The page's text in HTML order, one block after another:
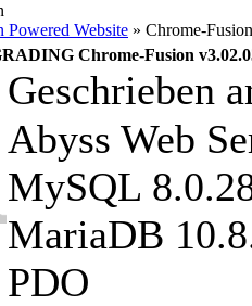
Powered Website » Chrome-
Chrome-Fusion
Geschrieben
Abyss Web
MySQL
MariaDB
PDO